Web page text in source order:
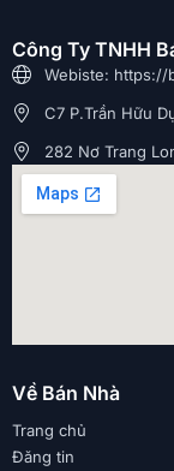
Công Ty TNHH
Webiste: https://
C7 P.Trần Hữu
282 Nơ Trang
Về Bán Nhà
Trang chủ
Đăng tin